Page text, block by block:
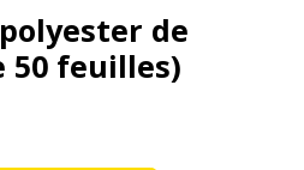
de
50 feuilles)